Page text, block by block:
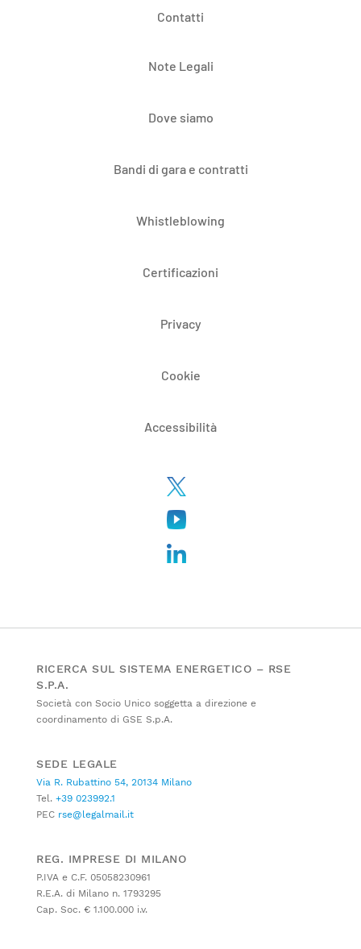
Contatti
Note Legali
Dove siamo
Bandi di gara e contratti
Whistleblowing
Certificazioni
Privacy
Cookie
Accessibilità
RICERCA SUL SISTEMA ENERGETICO – RSE
S.P.A.
Società con Socio Unico soggetta a direzione e
coordinamento di GSE S.p.A.
SEDE LEGALE
Via R. Rubattino 54, 20134 Milano
Tel. +39 023992.1
PEC rse@legalmail.it
REG. IMPRESE DI MILANO
P.IVA e C.F. 05058230961
R.E.A. di Milano n. 1793295
Cap. Soc. € 1.100.000 i.v.